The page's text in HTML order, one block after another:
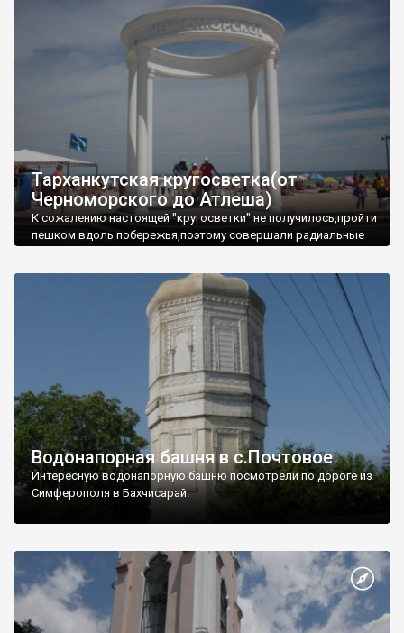
Тарханкутская кругосветка(от
Черноморского до Атлеша)
К сожалению настоящей "кругосветки" не получилось,пройти
пешком вдоль побережья,поэтому совершали радиальные
Водонапорная башня в с.Почтовое
Интересную водонапорную башню посмотрели по дороге из
Симферополя в Бахчисарай.